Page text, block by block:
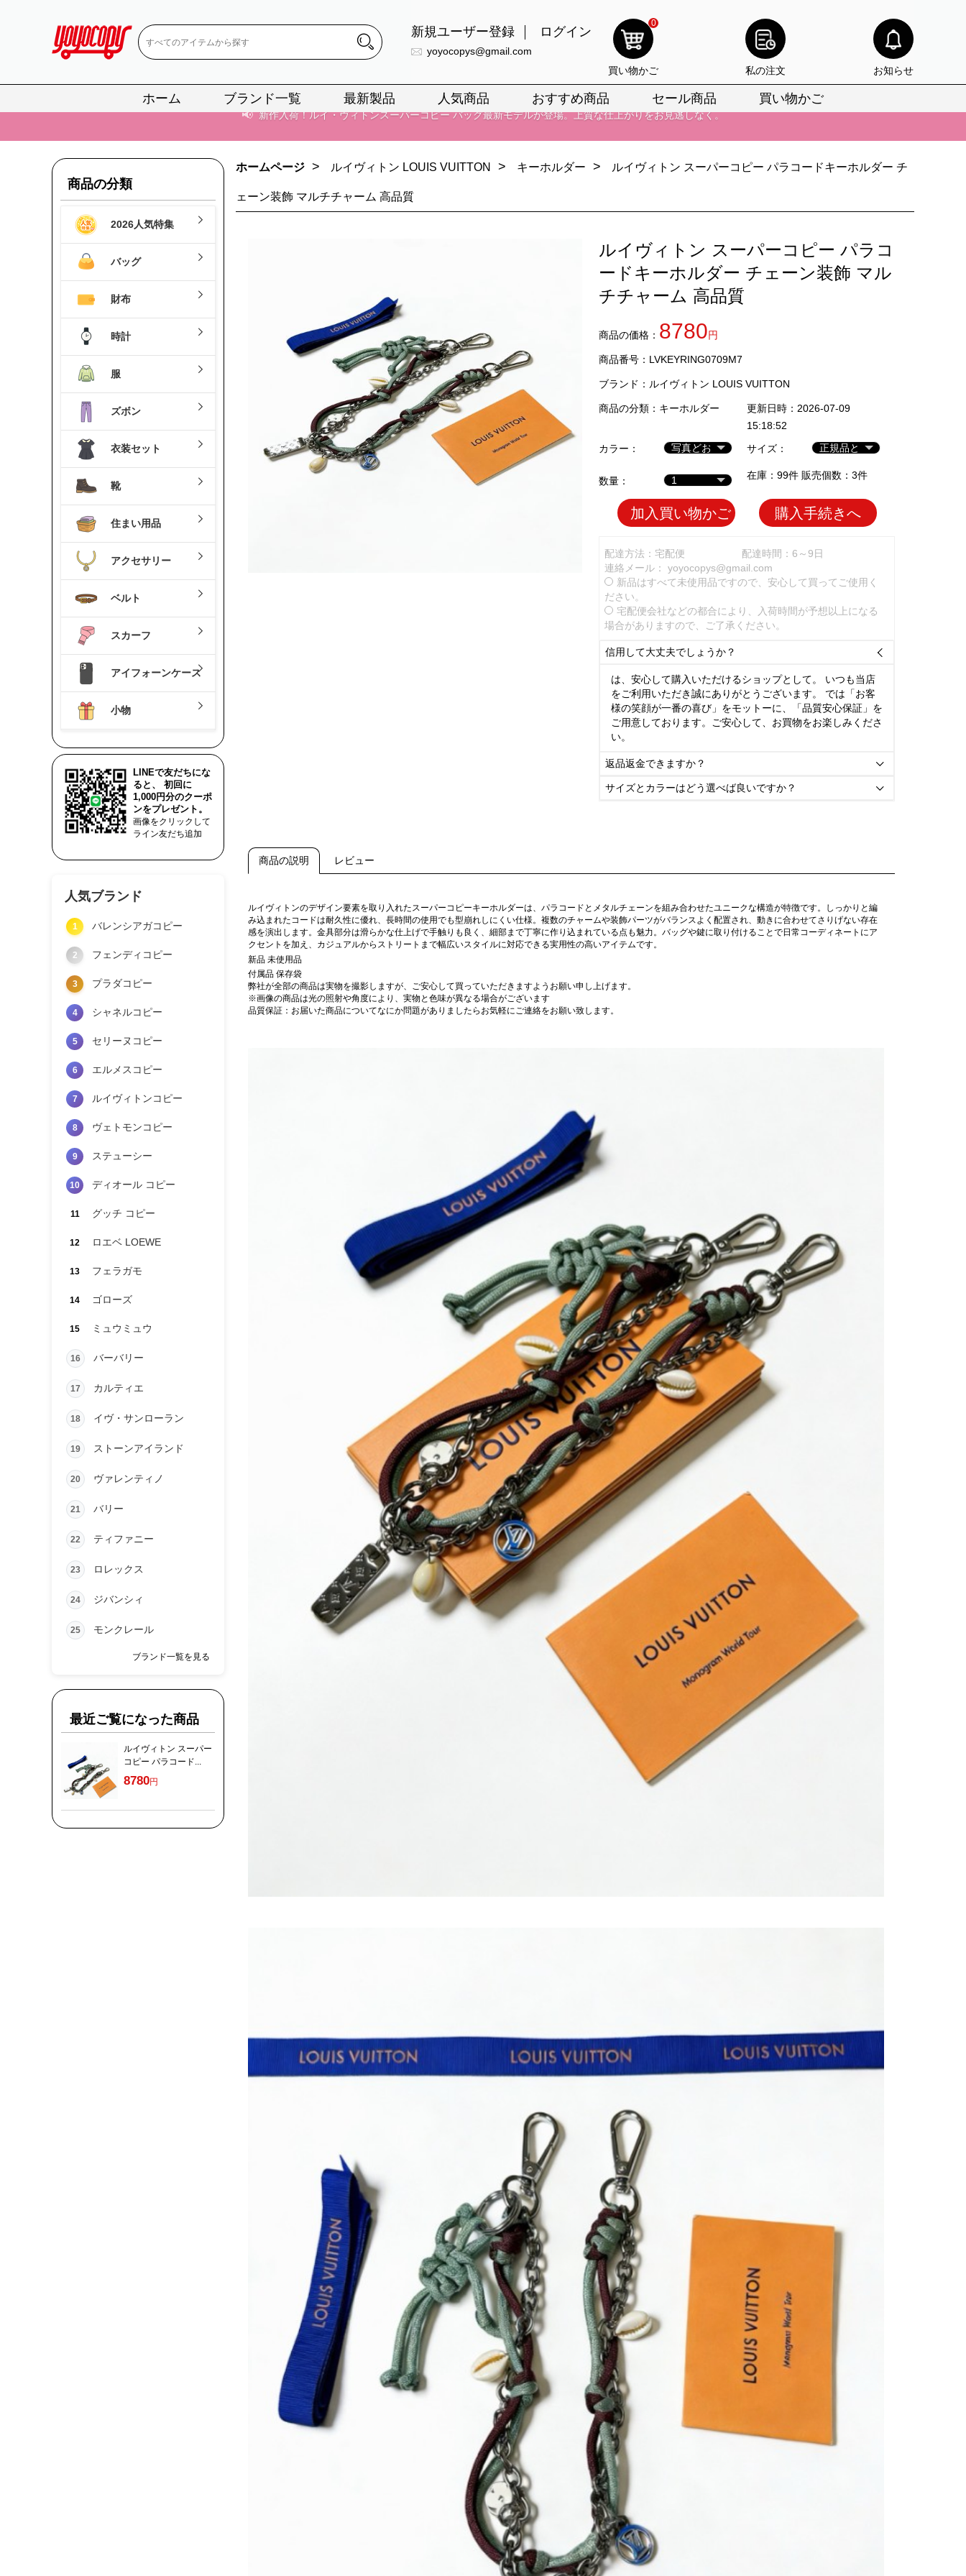
新規ユーザー登録 ログイン
yoyocopys@gmail.com
0
買い物かご 私の注文 お知らせ
ホーム ブランド一覧 最新製品 人気商品 おすすめ商品 セール商品 買い物かご
📢 当店は正真正銘のn級スーパーコピーのみ取扱い。最高品質の再現度を安心してお選びいただけます。
2026春の新作続々更新中！期間中のご注文でお得な割引をご利用いただけます。
📢 新作入荷！ルイ・ヴィトンスーパーコピー バッグ最新モデルが登場。上質な仕上がりをお見逃しなく。
商品の分類
2026人気特集
バッグ
財布
時計
服
ズボン
衣装セット
靴
住まい用品
アクセサリー
ベルト
スカーフ
アイフォーンケース
小物
LINEで友だちにな
ると、 初回に
1,000円分のクーポ
ンをプレゼント。
画像をクリックして
ライン友だち追加
人気ブランド
1 バレンシアガコピー
2 フェンディコピー
3 プラダコピー
4 シャネルコピー
5 セリーヌコピー
6 エルメスコピー
7 ルイヴィトンコピー
8 ヴェトモンコピー
9 ステューシー
10 ディオール コピー
11 グッチ コピー
12 ロエベ LOEWE
13 フェラガモ
14 ゴローズ
15 ミュウミュウ
16 バーバリー
17 カルティエ
18 イヴ・サンローラン
19 ストーンアイランド
20 ヴァレンティノ
21 バリー
22 ティファニー
23 ロレックス
24 ジバンシィ
25 モンクレール
ブランド一覧を見る
最近ご覧になった商品
ルイヴィトン スーパー
コピー パラコード...
8780円
ホームページ > ルイヴィトン LOUIS VUITTON > キーホルダー > ルイヴィトン スーパーコピー パラコードキーホルダー チ
ェーン装飾 マルチチャーム 高品質
ルイヴィトン スーパーコピー パラコ
ードキーホルダー チェーン装飾 マル
チチャーム 高品質
商品の価格： 8780円
商品番号：LVKEYRING0709M7
ブランド： ルイヴィトン LOUIS VUITTON
商品の分類： キーホルダー
更新日時：2026-07-09
15:18:52
カラー：
サイズ：
数量： 在庫：99件 販売個数：3件
加入買い物かご 購入手続きへ
配達方法：宅配便
配達時間：6～9日
連絡メール： yoyocopys@gmail.com
新品はすべて未使用品ですので、安心して買ってご使用く
ださい。
宅配便会社などの都合により、入荷時間が予想以上になる
場合がありますので、ご了承ください。
信用して大丈夫でしょうか？ 
は、安心して購入いただけるショップとして。 いつも当店
をご利用いただき誠にありがとうございます。 では「お客
様の笑顔が一番の喜び」をモットーに、「品質安心保証」を
ご用意しております。ご安心して、お買物をお楽しみくださ
い。
返品返金できますか？ 
サイズとカラーはどう選べば良いですか？ 
商品の説明 レビュー
ルイヴィトンのデザイン要素を取り入れたスーパーコピーキーホルダーは、パラコードとメタルチェーンを組み合わせたユニークな構造が特徴です。しっかりと編
み込まれたコードは耐久性に優れ、長時間の使用でも型崩れしにくい仕様。複数のチャームや装飾パーツがバランスよく配置され、動きに合わせてさりげない存在
感を演出します。金具部分は滑らかな仕上げで手触りも良く、細部まで丁寧に作り込まれている点も魅力。バッグや鍵に取り付けることで日常コーディネートにア
クセントを加え、カジュアルからストリートまで幅広いスタイルに対応できる実用性の高いアイテムです。
新品 未使用品
付属品 保存袋
弊社が全部の商品は実物を撮影しますが、ご安心して買っていただきますようお願い申し上げます。
※画像の商品は光の照射や角度により、実物と色味が異なる場合がございます
品質保証：お届いた商品についてなにか問題がありましたらお気軽にご連絡をお願い致します。